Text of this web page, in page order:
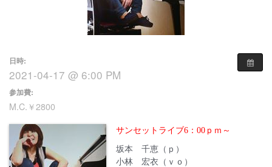
日時:
2021-04-17 @ 6:00 PM
参加費:
M.C.￥2800
サンセットライブ6：00ｐｍ～
坂本 千恵（ｐ）
小林 宏衣（ｖｏ）